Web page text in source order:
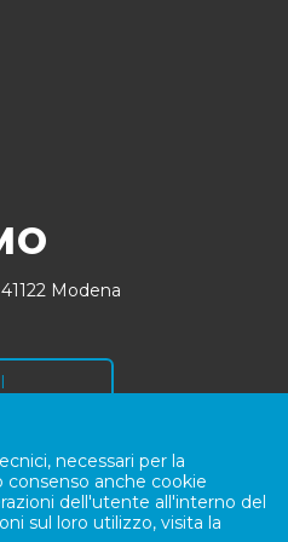
Modena
necessari per la
consenso anche cookie
dell'utente all'interno del
sul loro utilizzo, visita la